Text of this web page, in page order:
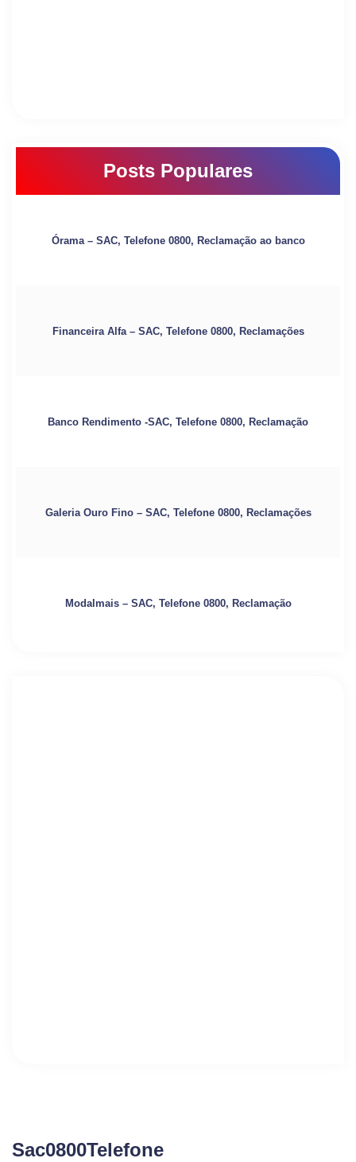
Posts Populares
Órama – SAC, Telefone 0800, Reclamação ao banco
Financeira Alfa – SAC, Telefone 0800, Reclamações
Banco Rendimento -SAC, Telefone 0800, Reclamação
Galeria Ouro Fino – SAC, Telefone 0800, Reclamações
Modalmais – SAC, Telefone 0800, Reclamação
Sac0800Telefone